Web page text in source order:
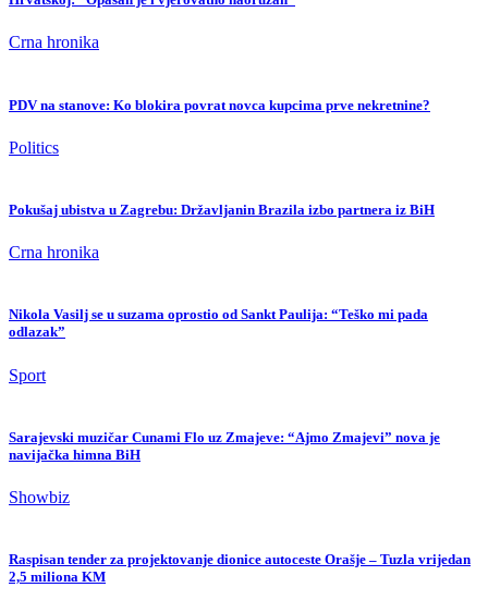
Crna hronika
PDV na stanove: Ko blokira povrat novca kupcima prve nekretnine?
Politics
Pokušaj ubistva u Zagrebu: Državljanin Brazila izbo partnera iz BiH
Crna hronika
Nikola Vasilj se u suzama oprostio od Sankt Paulija: “Teško mi pada
odlazak”
Sport
Sarajevski muzičar Cunami Flo uz Zmajeve: “Ajmo Zmajevi” nova je
navijačka himna BiH
Showbiz
Raspisan tender za projektovanje dionice autoceste Orašje – Tuzla vrijedan
2,5 miliona KM